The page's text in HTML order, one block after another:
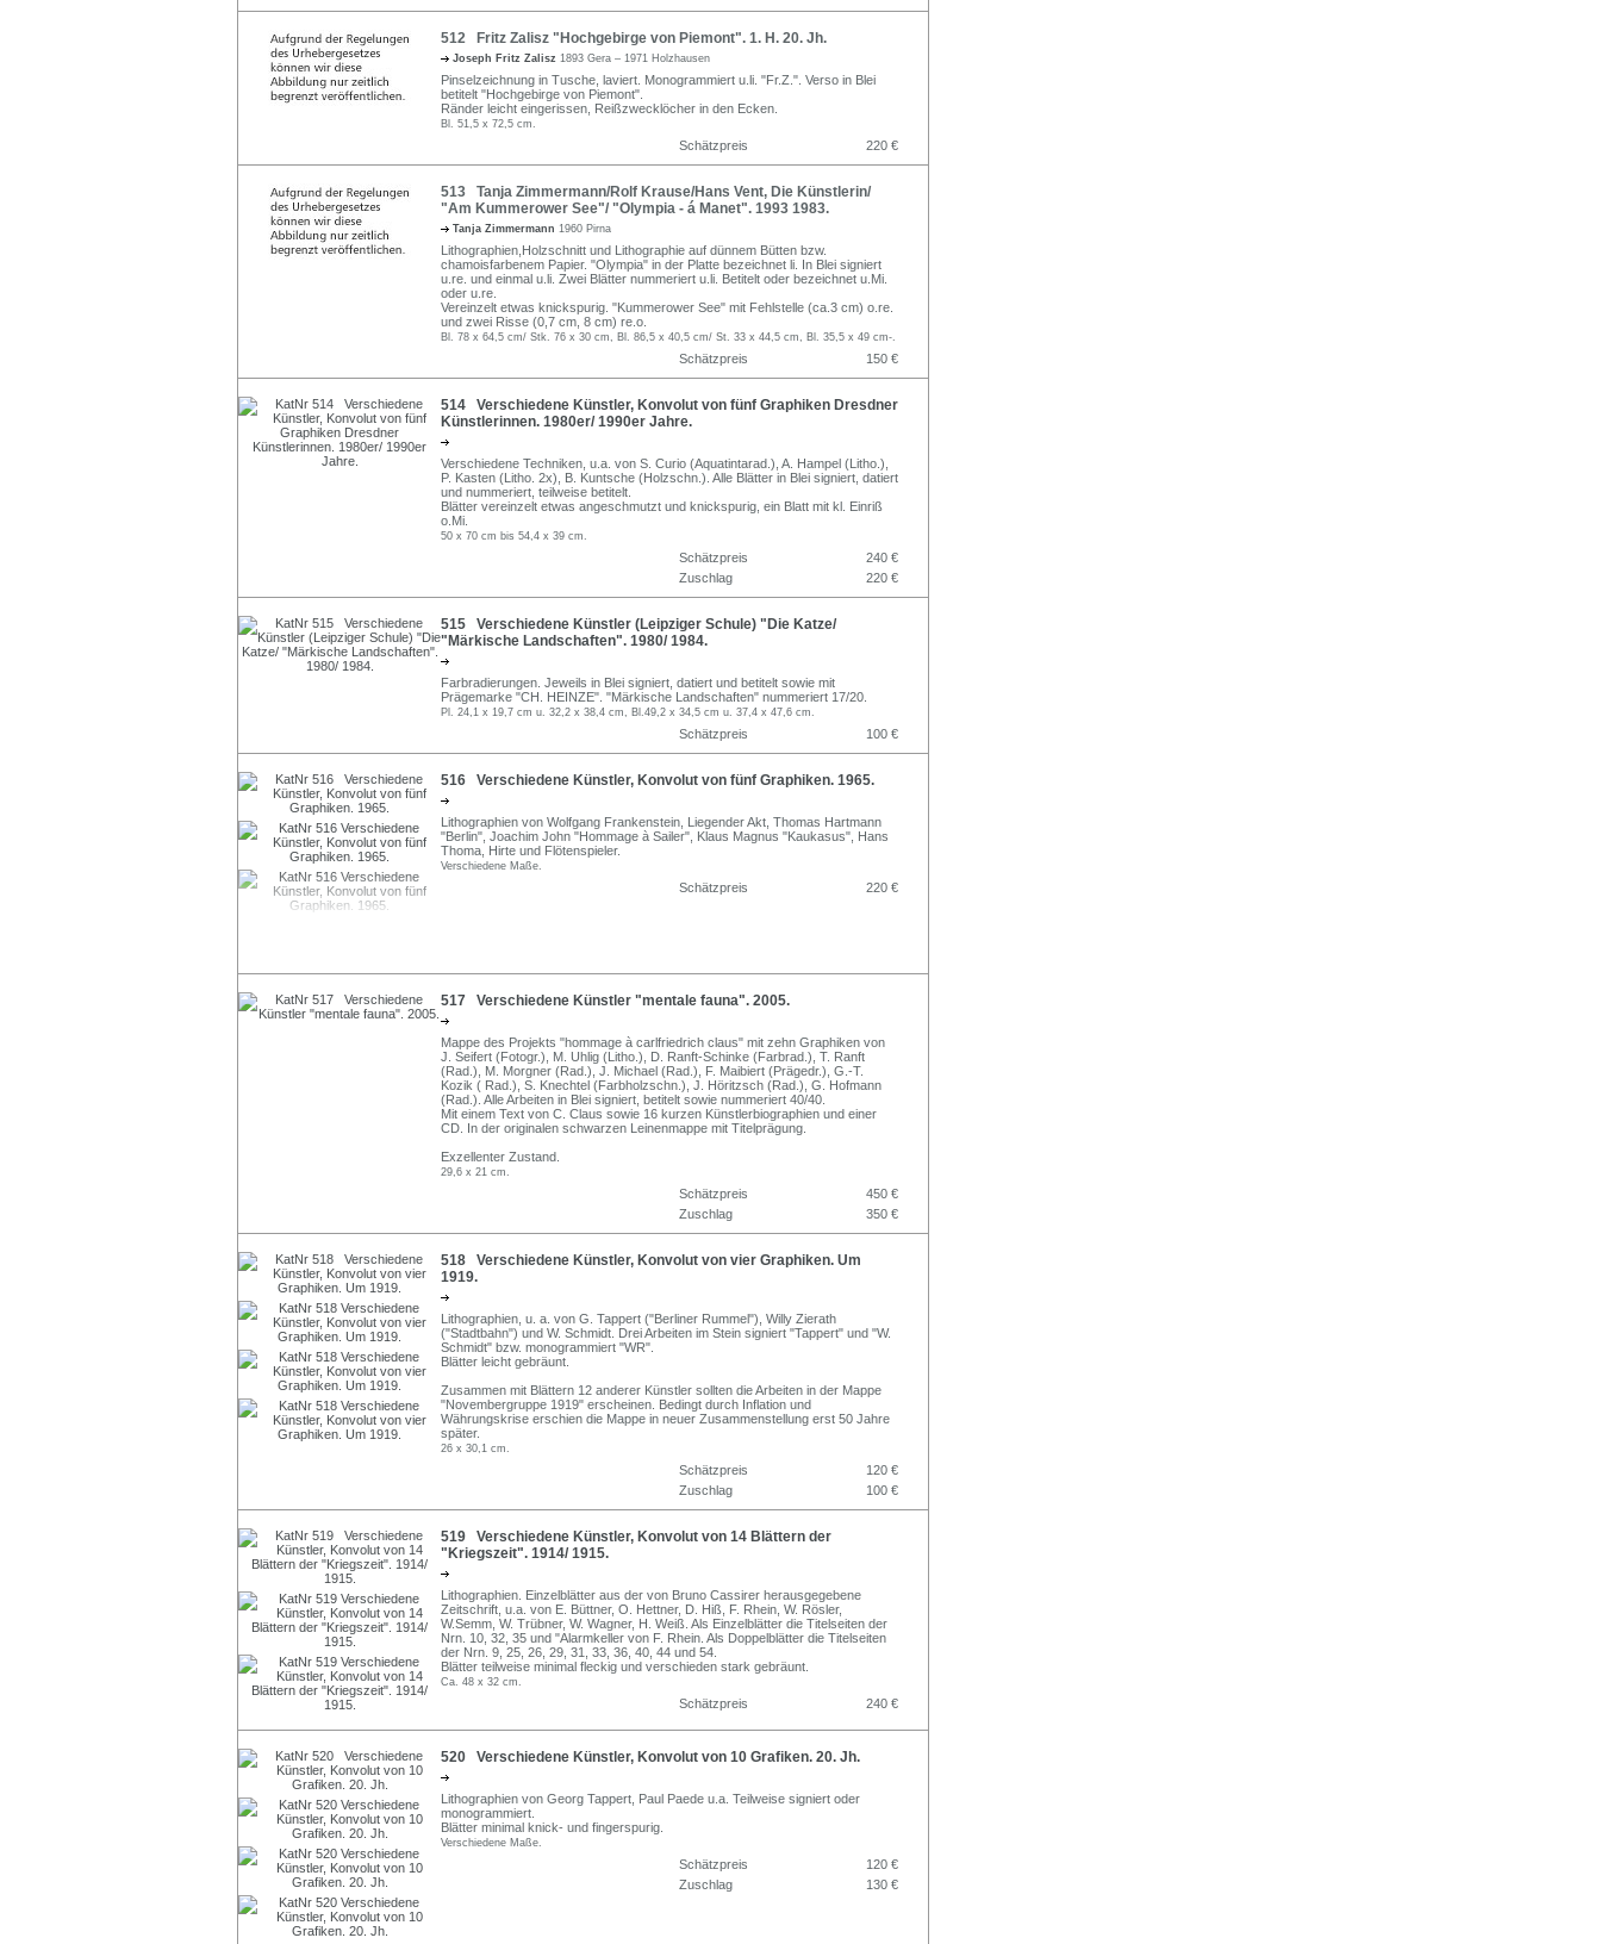
512 Fritz Zalisz "Hochgebirge von Piemont". 1. H. 20. Jh.
Joseph Fritz Zalisz 1893 Gera – 1971 Holzhausen
Pinselzeichnung in Tusche, laviert. Monogrammiert u.li. "Fr.Z.". Verso in Blei
betitelt "Hochgebirge von Piemont".
Ränder leicht eingerissen, Reißzwecklöcher in den Ecken.
Bl. 51,5 x 72,5 cm.
Schätzpreis 220 €
513 Tanja Zimmermann/Rolf Krause/Hans Vent, Die Künstlerin/
"Am Kummerower See"/ "Olympia - á Manet". 1993 1983.
Tanja Zimmermann 1960 Pirna
Lithographien,Holzschnitt und Lithographie auf dünnem Bütten bzw.
chamoisfarbenem Papier. "Olympia" in der Platte bezeichnet li. In Blei signiert
u.re. und einmal u.li. Zwei Blätter nummeriert u.li. Betitelt oder bezeichnet u.Mi.
oder u.re.
Vereinzelt etwas knickspurig. "Kummerower See" mit Fehlstelle (ca.3 cm) o.re.
und zwei Risse (0,7 cm, 8 cm) re.o.
Bl. 78 x 64,5 cm/ Stk. 76 x 30 cm, Bl. 86,5 x 40,5 cm/ St. 33 x 44,5 cm, Bl. 35,5 x 49 cm-.
Schätzpreis 150 €
514 Verschiedene Künstler, Konvolut von fünf Graphiken Dresdner
Künstlerinnen. 1980er/ 1990er Jahre.
Verschiedene Techniken, u.a. von S. Curio (Aquatintarad.), A. Hampel (Litho.),
P. Kasten (Litho. 2x), B. Kuntsche (Holzschn.). Alle Blätter in Blei signiert, datiert
und nummeriert, teilweise betitelt.
Blätter vereinzelt etwas angeschmutzt und knickspurig, ein Blatt mit kl. Einriß
o.Mi.
50 x 70 cm bis 54,4 x 39 cm.
Schätzpreis
240 €
Zuschlag
220 €
515 Verschiedene Künstler (Leipziger Schule) "Die Katze/
"Märkische Landschaften". 1980/ 1984.
Farbradierungen. Jeweils in Blei signiert, datiert und betitelt sowie mit
Prägemarke "CH. HEINZE". "Märkische Landschaften" nummeriert 17/20.
Pl. 24,1 x 19,7 cm u. 32,2 x 38,4 cm, Bl.49,2 x 34,5 cm u. 37,4 x 47,6 cm.
Schätzpreis 100 €
516 Verschiedene Künstler, Konvolut von fünf Graphiken. 1965.
Lithographien von Wolfgang Frankenstein, Liegender Akt, Thomas Hartmann
"Berlin", Joachim John "Hommage à Sailer", Klaus Magnus "Kaukasus", Hans
Thoma, Hirte und Flötenspieler.
Verschiedene Maße.
Schätzpreis 220 €
517 Verschiedene Künstler "mentale fauna". 2005.
Mappe des Projekts "hommage à carlfriedrich claus" mit zehn Graphiken von
J. Seifert (Fotogr.), M. Uhlig (Litho.), D. Ranft-Schinke (Farbrad.), T. Ranft
(Rad.), M. Morgner (Rad.), J. Michael (Rad.), F. Maibiert (Prägedr.), G.-T.
Kozik ( Rad.), S. Knechtel (Farbholzschn.), J. Höritzsch (Rad.), G. Hofmann
(Rad.). Alle Arbeiten in Blei signiert, betitelt sowie nummeriert 40/40.
Mit einem Text von C. Claus sowie 16 kurzen Künstlerbiographien und einer
CD. In der originalen schwarzen Leinenmappe mit Titelprägung.
Exzellenter Zustand.
29,6 x 21 cm.
Schätzpreis
450 €
Zuschlag
350 €
518 Verschiedene Künstler, Konvolut von vier Graphiken. Um
1919.
Lithographien, u. a. von G. Tappert ("Berliner Rummel"), Willy Zierath
("Stadtbahn") und W. Schmidt. Drei Arbeiten im Stein signiert "Tappert" und "W.
Schmidt" bzw. monogrammiert "WR".
Blätter leicht gebräunt.
Zusammen mit Blättern 12 anderer Künstler sollten die Arbeiten in der Mappe
"Novembergruppe 1919" erscheinen. Bedingt durch Inflation und
Währungskrise erschien die Mappe in neuer Zusammenstellung erst 50 Jahre
später.
26 x 30,1 cm.
Schätzpreis
120 €
Zuschlag
100 €
519 Verschiedene Künstler, Konvolut von 14 Blättern der
"Kriegszeit". 1914/ 1915.
Lithographien. Einzelblätter aus der von Bruno Cassirer herausgegebene
Zeitschrift, u.a. von E. Büttner, O. Hettner, D. Hiß, F. Rhein, W. Rösler,
W.Semm, W. Trübner, W. Wagner, H. Weiß. Als Einzelblätter die Titelseiten der
Nrn. 10, 32, 35 und "Alarmkeller von F. Rhein. Als Doppelblätter die Titelseiten
der Nrn. 9, 25, 26, 29, 31, 33, 36, 40, 44 und 54.
Blätter teilweise minimal fleckig und verschieden stark gebräunt.
Ca. 48 x 32 cm.
Schätzpreis 240 €
520 Verschiedene Künstler, Konvolut von 10 Grafiken. 20. Jh.
Lithographien von Georg Tappert, Paul Paede u.a. Teilweise signiert oder
monogrammiert.
Blätter minimal knick- und fingerspurig.
Verschiedene Maße.
Schätzpreis
120 €
Zuschlag
130 €